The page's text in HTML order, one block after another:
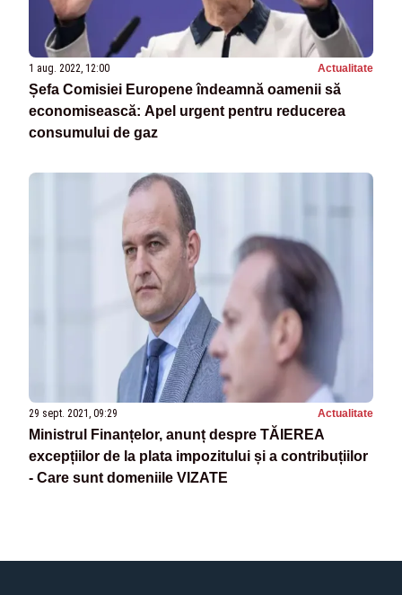
1 aug. 2022, 12:00 Actualitate
Șefa Comisiei Europene îndeamnă oamenii să
economisească: Apel urgent pentru reducerea
consumului de gaz
29 sept. 2021, 09:29 Actualitate
Ministrul Finanțelor, anunț despre TĂIEREA
excepțiilor de la plata impozitului și a contribuțiilor
- Care sunt domeniile VIZATE